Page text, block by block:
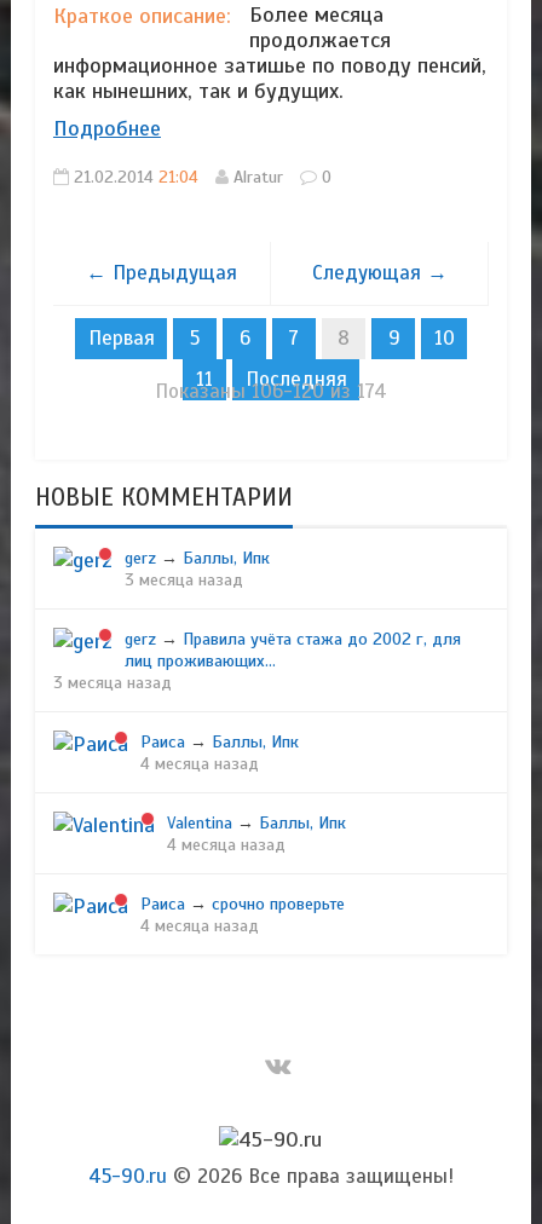
Краткое описание:
Более месяца
продолжается
информационное затишье по поводу пенсий,
как нынешних, так и будущих.
Подробнее
21.02.2014 21:04 Alratur 0
← Предыдущая Следующая →
Первая 5 6 7 8 9
10
11
Последняя
Показаны 106-120 из 174
НОВЫЕ КОММЕНТАРИИ
gerz→ Баллы, Ипк
3 месяца назад
gerz→ Правила учёта стажа до 2002 г, для
лиц проживающих...
3 месяца назад
Раиса→ Баллы, Ипк
4 месяца назад
Valentina→ Баллы, Ипк
4 месяца назад
Раиса→ срочно проверьте
4 месяца назад
45-90.ru © 2026 Все права защищены!